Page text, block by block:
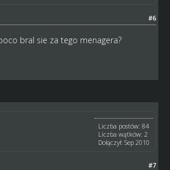
#6
bral sie za tego menagera?
Liczba postów: 84
Liczba wątków: 2
Dołączył: Sep 2010
#7